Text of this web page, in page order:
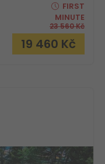
FIRST
MINUTE
23 560Kč
19 460 Kč